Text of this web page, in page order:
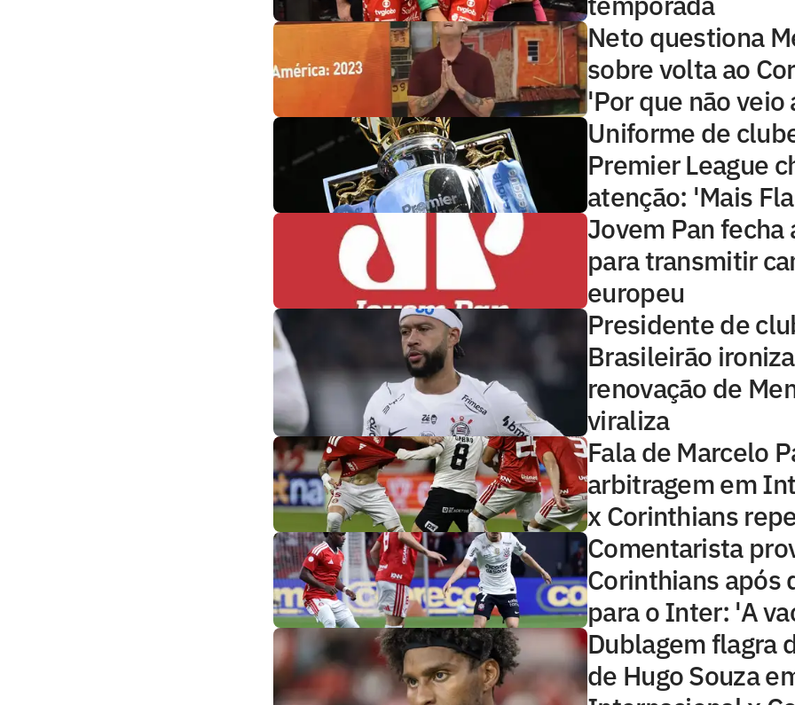
Neto questiona
sobre volta ao
'Por que não veio
Uniforme de
Premier League
atenção: 'Mais
Jovem Pan fecha
para transmitir
europeu
Presidente de
Brasileirão ironiza
renovação de
viraliza
Fala de Marcelo
arbitragem em
x Corinthians
Comentarista
Corinthians após
para o Inter: 'A
Dublagem flagra
de Hugo Souza